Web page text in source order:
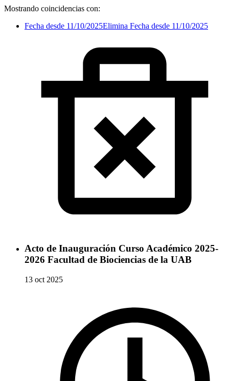
Mostrando coincidencias con:
Fecha desde 11/10/2025Elimina Fecha desde 11/10/2025
Acto de Inauguración Curso Académico 2025-
2026 Facultad de Biociencias de la UAB
13 oct 2025